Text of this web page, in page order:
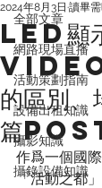
全部文章
網路現場直播
活動策劃指南
設備出租知識
攝影知識
攝錄設備知識
LED顯
的區別、
篇Post
2024年8月3日 讀畢
作爲一個國
「活動之都